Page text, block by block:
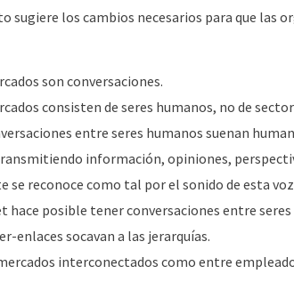
sugiere los cambios necesarios para que las
son conversaciones.
consisten de seres humanos, no de
entre seres humanos suenan
información, opiniones,
se reconoce como tal por el sonido de esta
hace posible tener conversaciones entre
enlaces socavan a las jerarquías.
interconectados como entre